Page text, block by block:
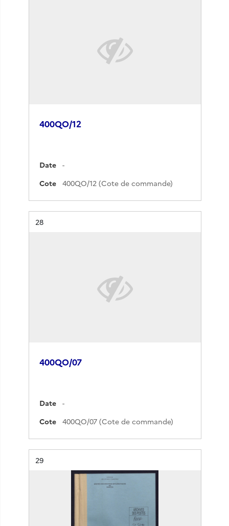
400QO/12
Date
-
Cote
400QO/12 (Cote de commande)
Résultat n°
28
400QO/07
Date
-
Cote
400QO/07 (Cote de commande)
Résultat n°
29